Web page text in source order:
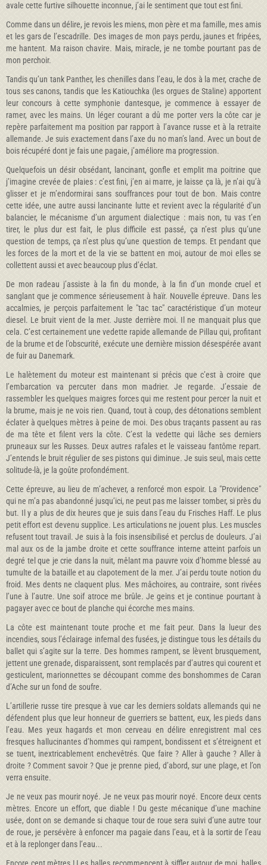
avale cette furtive silhouette inconnue, j’ai le sentiment que tout est fini.
Comme dans un délire, je revois les miens, mon père et ma famille, mes amis
et les gars de l’escadrille. Des images de mon pays perdu, jaunes et fripées,
me hantent. Ma raison chavire. Mais, miracle, je ne tombe pourtant pas de
mon perchoir.
Tandis qu’un tank Panther, les chenilles dans l’eau, le dos à la mer, crache de
tous ses canons, tandis que les Katiouchka (les orgues de Staline) apportent
leur concours à cette symphonie dantesque, je commence à essayer de
ramer, avec les mains. Un léger courant a dû me porter vers la côte car je
repère parfaitement ma position par rapport à l’avance russe et à la retraite
allemande. Je suis exactement dans l’axe du no man’s land. Avec un bout de
bois récupéré dont je fais une pagaie, j’améliore ma progression.
Quelquefois un désir obsédant, lancinant, gonfle et emplit ma poitrine que
j’imagine crevée de plaies : c’est fini, j’en ai marre, je laisse ça là, je n’ai qu’à
glisser et je m’endormirai sans souffrances pour tout de bon. Mais contre
cette idée, une autre aussi lancinante lutte et revient avec la régularité d’un
balancier, le mécanisme d’un argument dialectique : mais non, tu vas t’en
tirer, le plus dur est fait, le plus difficile est passé, ça n’est plus qu’une
question de temps, ça n’est plus qu’une question de temps. Et pendant que
les forces de la mort et de la vie se battent en moi, autour de moi elles se
collettent aussi et avec beaucoup plus d’éclat.
De mon radeau j’assiste à la fin du monde, à la fin d’un monde cruel et
sanglant que je commence sérieusement à haïr. Nouvelle épreuve. Dans les
accalmies, je perçois parfaitement le "tac tac" caractéristique d’un moteur
diesel. Le bruit vient de la mer. Juste derrière moi. Il ne manquait plus que
cela. C’est certainement une vedette rapide allemande de Pillau qui, profitant
de la brume et de l’obscurité, exécute une dernière mission désespérée avant
de fuir au Danemark.
Le halètement du moteur est maintenant si précis que c’est à croire que
l’embarcation va percuter dans mon madrier. Je regarde. J’essaie de
rassembler les quelques maigres forces qui me restent pour percer la nuit et
la brume, mais je ne vois rien. Quand, tout à coup, des détonations semblent
éclater à quelques mètres à peine de moi. Des obus traçants passent au ras
de ma tête et filent vers la côte. C’est la vedette qui lâche ses derniers
pruneaux sur les Russes. Deux autres rafales et le vaisseau fantôme repart.
J’entends le bruit régulier de ses pistons qui diminue. Je suis seul, mais cette
solitude-là, je la goûte profondément.
Cette épreuve, au lieu de m’achever, a renforcé mon espoir. La "Providence"
qui ne m’a pas abandonné jusqu’ici, ne peut pas me laisser tomber, si près du
but. Il y a plus de dix heures que je suis dans l’eau du Frisches Haff. Le plus
petit effort est devenu supplice. Les articulations ne jouent plus. Les muscles
refusent tout travail. Je suis à la fois insensibilisé et perclus de douleurs. J’ai
mal aux os de la jambe droite et cette souffrance interne atteint parfois un
degré tel que je crie dans la nuit, mêlant ma pauvre voix d’homme blessé au
tumulte de la bataille et au clapotement de la mer. J’ai perdu toute notion du
froid. Mes dents ne claquent plus. Mes mâchoires, au contraire, sont rivées
l’une à l’autre. Une soif atroce me brûle. Je geins et je continue pourtant à
pagayer avec ce bout de planche qui écorche mes mains.
La côte est maintenant toute proche et me fait peur. Dans la lueur des
incendies, sous l’éclairage infernal des fusées, je distingue tous les détails du
ballet qui s’agite sur la terre. Des hommes rampent, se lèvent brusquement,
jettent une grenade, disparaissent, sont remplacés par d’autres qui courent et
gesticulent, marionnettes se découpant comme des bonshommes de Caran
d’Ache sur un fond de soufre.
L’artillerie russe tire presque à vue car les derniers soldats allemands qui ne
défendent plus que leur honneur de guerriers se battent, eux, les pieds dans
l’eau. Mes yeux hagards et mon cerveau en délire enregistrent mal ces
fresques hallucinantes d’hommes qui rampent, bondissent et s’étreignent et
se tuent, inextricablement enchevêtrés. Que faire ? Aller à gauche ? Aller à
droite ? Comment savoir ? Que je prenne pied, d’abord, sur une plage, et l’on
verra ensuite.
Je ne veux pas mourir noyé. Je ne veux pas mourir noyé. Encore deux cents
mètres. Encore un effort, que diable ! Du geste mécanique d’une machine
usée, dont on se demande si chaque tour de roue sera suivi d’une autre tour
de roue, je persévère à enfoncer ma pagaie dans l’eau, et à la sortir de l’eau
et à la replonger dans l’eau...